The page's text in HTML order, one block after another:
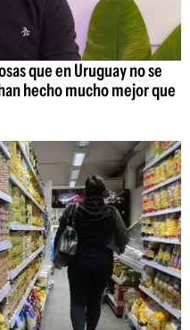
que en Uruguay no se
hecho mucho mejor que